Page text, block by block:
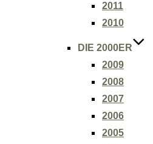
2011
2010
DIE 2000ER
2009
2008
2007
2006
2005